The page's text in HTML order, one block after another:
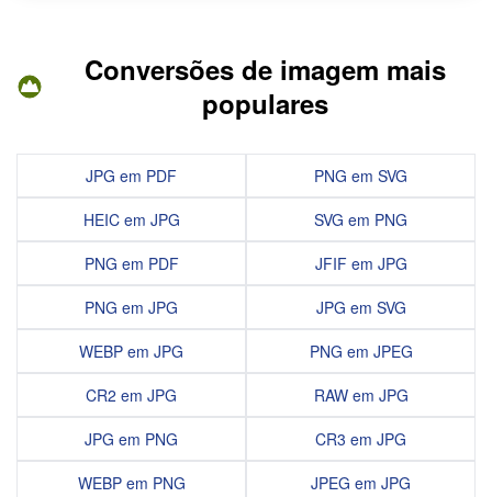
Conversões de imagem mais
populares
JPG em PDF
HEIC em JPG
PNG em PDF
PNG em JPG
WEBP em JPG
CR2 em JPG
JPG em PNG
WEBP em PNG
PNG em SVG
SVG em PNG
JFIF em JPG
JPG em SVG
PNG em JPEG
RAW em JPG
CR3 em JPG
JPEG em JPG